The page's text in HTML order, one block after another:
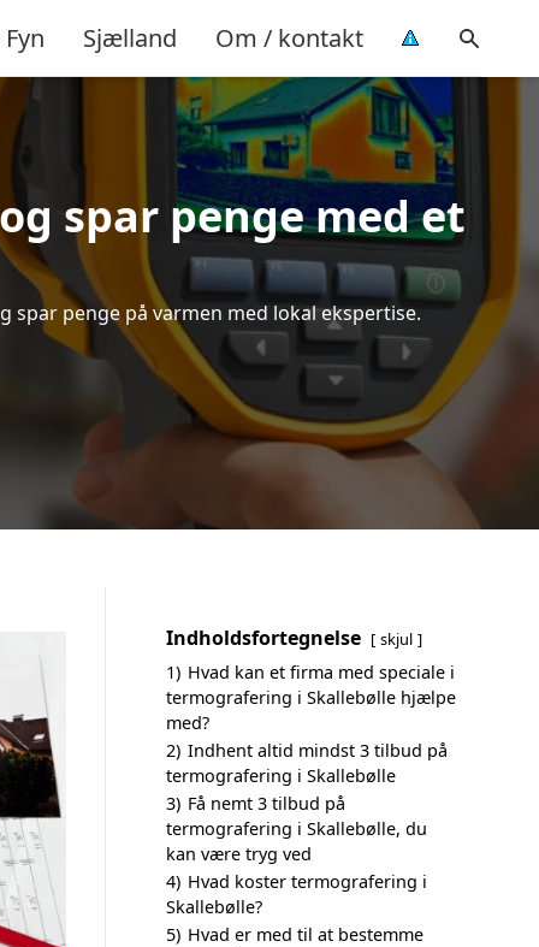
Fyn Sjælland Om / kontakt
spar penge med et
penge på varmen med lokal ekspertise.
Indholdsfortegnelse skjul
1) Hvad kan et firma med speciale i
termografering i Skallebølle hjælpe
med?
2) Indhent altid mindst 3 tilbud på
termografering i Skallebølle
3) Få nemt 3 tilbud på
termografering i Skallebølle, du
kan være tryg ved
4) Hvad koster termografering i
Skallebølle?
5) Hvad er med til at bestemme